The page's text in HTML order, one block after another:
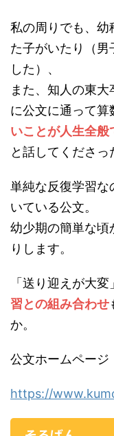
私の周りでも、幼
た子がいたり（男
した）、
また、知人の東
に公文に通って算
いことが人生全
と話してくださっ
単純な反復学習な
いている公文。
幼少期の簡単な頃
りします。
「送り迎えが大変
習との組み合わせ
か。
公文ホームページ
https://